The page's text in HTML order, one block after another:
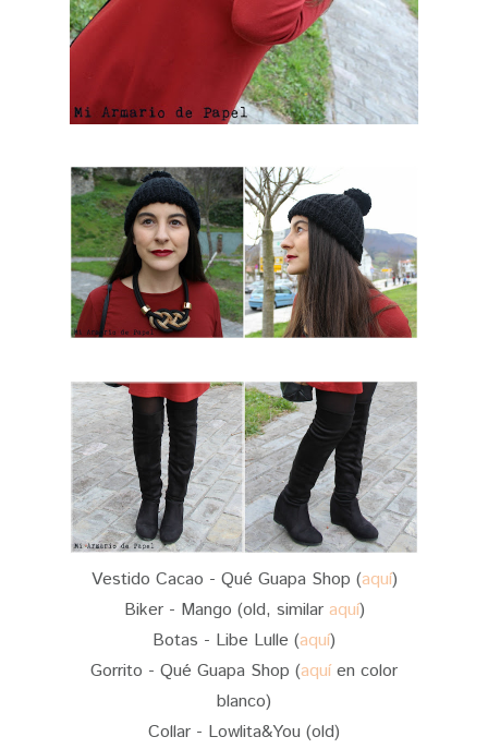
Vestido Cacao - Qué Guapa Shop (aquí)
Biker - Mango (old, similar aquí)
Botas - Libe Lulle (aquí)
Gorrito - Qué Guapa Shop (aquíen color
blanco)
Collar - Lowlita&You (old)